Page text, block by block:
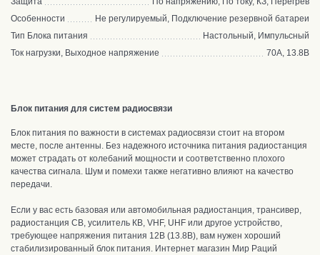
Особенности
Не регулируемый, Подключение резервной батареи
Тип Блока питания
Настольный, Импульсный
Ток нагрузки, Выходное напряжение
70А, 13.8В
Блок питания для систем радиосвязи
Блок питания по важности в системах радиосвязи стоит на втором
месте, после антенны. Без надежного источника питания радиостанция
может страдать от колебаний мощности и соответственно плохого
качества сигнала. Шум и помехи также негативно влияют на качество
передачи.
Если у вас есть базовая или автомобильная радиостанция, трансивер,
радиостанция CB, усилитель КВ, VHF, UHF или другое устройство,
требующее напряжения питания 12В (13.8В), вам нужен хороший
стабилизированный блок питания. Интернет магазин Мир Раций